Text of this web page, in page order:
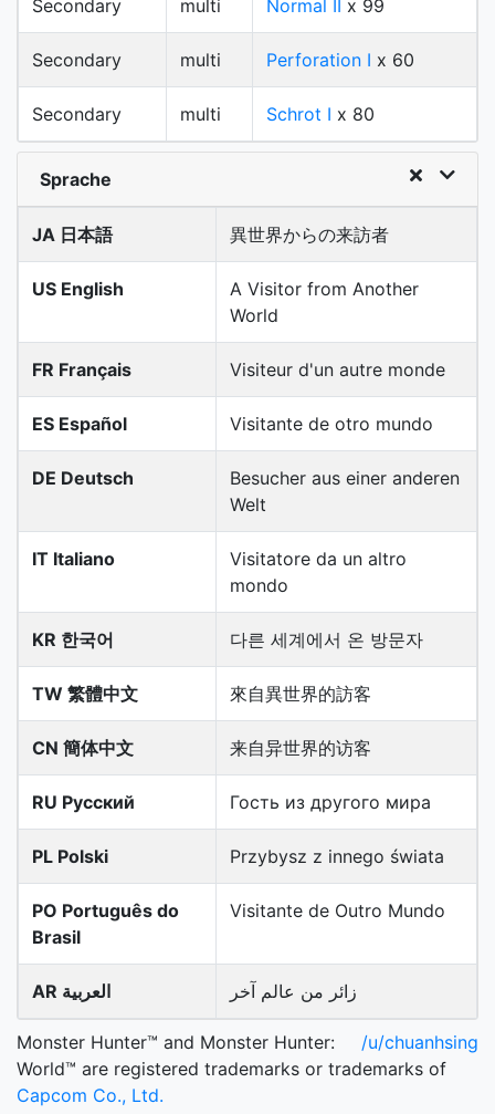
Secondary multi Normal II x 99
Secondary multi Perforation I x 60
Secondary multi Schrot I x 80
Sprache
JA 日本語 異世界からの来訪者
US English
A Visitor from Another
World
FR Français Visiteur d'un autre monde
ES Español Visitante de otro mundo
DE Deutsch
Besucher aus einer anderen
Welt
IT Italiano
Visitatore da un altro
mondo
KR 한국어 다른 세계에서 온 방문자
TW 繁體中文 來自異世界的訪客
CN 簡体中文 来自异世界的访客
RU Русский Гость из другого мира
PL Polski Przybysz z innego świata
PO Português do
Brasil
Visitante de Outro Mundo
AR العربية زائر من عالم آخر
/u/chuanhsing
Monster Hunter™ and Monster Hunter:
World™ are registered trademarks or trademarks of
Capcom Co., Ltd.